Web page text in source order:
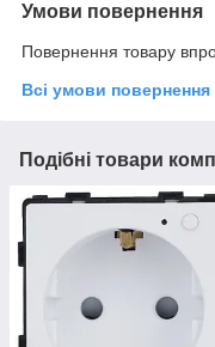
Умови повернення
Повернення товару
Всі умови повернення
Подібні товари